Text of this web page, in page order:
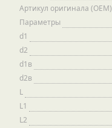
Артикул оригинала (OEM)
Параметры
d1
d2
d1в
d2в
L
L1
L2